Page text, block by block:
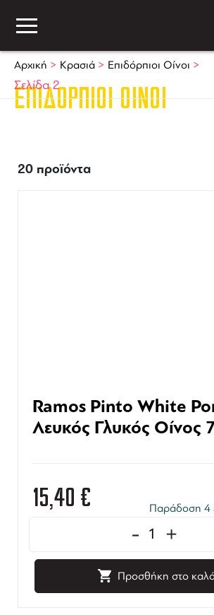
Αρχική > Κρασιά > Επιδόρπιοι Οίνοι >
Σελίδα 2
ΕΠΙΔΌΡΠΙΟΙ ΟΊΝΟΙ
20 προϊόντα
Ramos Pinto White
Λευκός Γλυκός Οίνος
15,40 € Παράδοση 4
- +
Προσθήκη στο